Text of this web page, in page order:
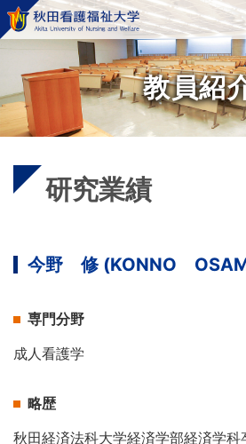
教員紹
研究業績
今野 修 (KONNO
専門分野
成人看護学
略歴
秋田経済法科大学経済学部経済学科